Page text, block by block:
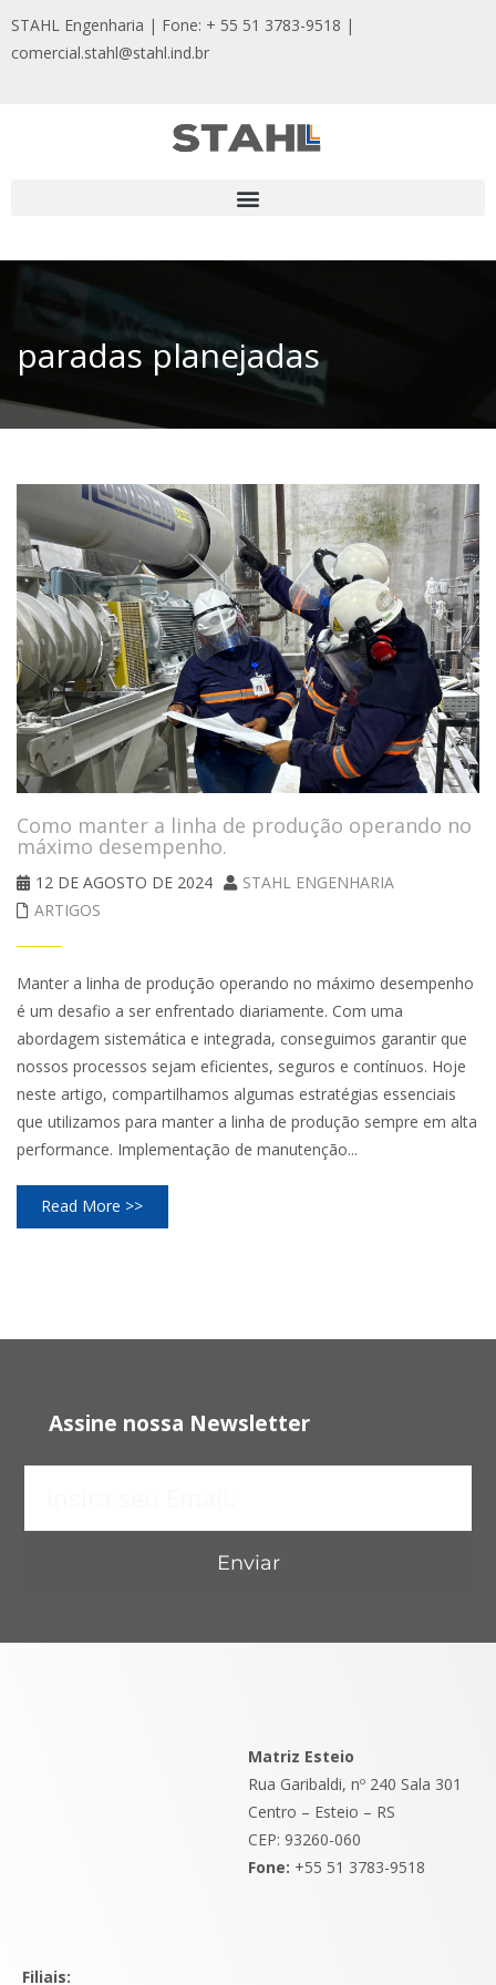
STAHL Engenharia | Fone: + 55 51 3783-9518 |
comercial.stahl@stahl.ind.br
paradas planejadas
Como manter a linha de produção operando no
máximo desempenho.
12 DE AGOSTO DE 2024
STAHL ENGENHARIA
ARTIGOS
Manter a linha de produção operando no máximo desempenho
é um desafio a ser enfrentado diariamente. Com uma
abordagem sistemática e integrada, conseguimos garantir que
nossos processos sejam eficientes, seguros e contínuos. Hoje
neste artigo, compartilhamos algumas estratégias essenciais
que utilizamos para manter a linha de produção sempre em alta
performance. Implementação de manutenção...
Read More >>
Assine nossa Newsletter
Enviar
Matriz Esteio
Rua Garibaldi, nº 240 Sala 301
Centro – Esteio – RS
CEP: 93260-060
Fone: +55 51 3783-9518
Filiais: